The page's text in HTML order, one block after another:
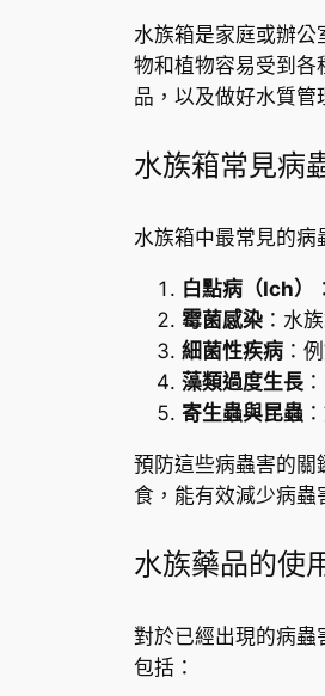
水族箱是家庭或辦公
物和植物容易受到各
品，以及做好水質管
水族箱常見病
水族箱中最常見的病
白點病（Ich）
霉菌感染 ：水
細菌性疾病 ：
藻類過度生長
寄生蟲與昆蟲
預防這些病蟲害的關
食，能有效減少病蟲
水族藥品的使
對於已經出現的病蟲
包括：